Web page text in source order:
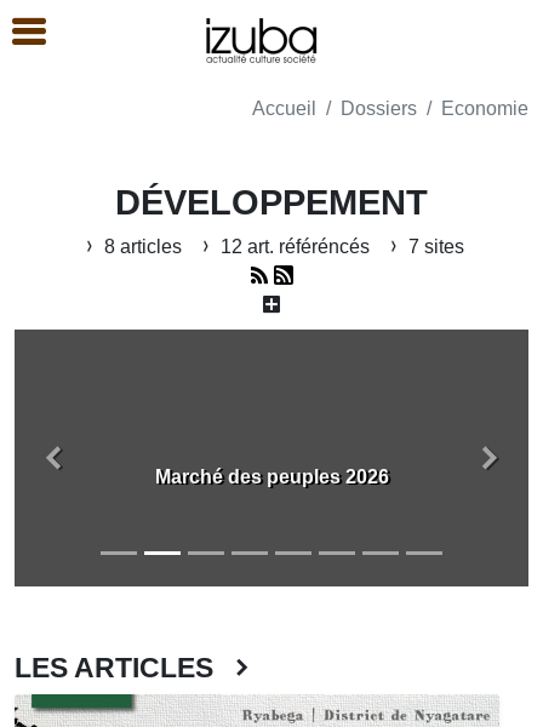
Accueil Dossiers Economie
DÉVELOPPEMENT
8 articles 12 art. référéncés 7 sites
Marché des peuples 2026
Précédent
LES ARTICLES